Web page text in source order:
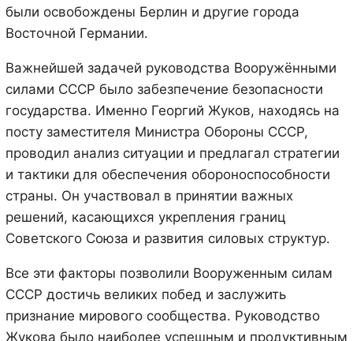
были освобождены Берлин и другие города
Восточной Германии.
Важнейшей задачей руководства Вооружёнными
силами СССР было забезпечение безопасности
государства. Именно Георгий Жуков, находясь на
посту заместителя Министра Обороны СССР,
проводил анализ ситуации и предлагал стратегии
и тактики для обеспечения обороноспособности
страны. Он участвовал в принятии важных
решений, касающихся укрепления границ
Советского Союза и развития силовых структур.
Все эти факторы позволили Вооруженным силам
СССР достичь великих побед и заслужить
признание мирового сообщества. Руководство
Жукова было наиболее успешным и продуктивным